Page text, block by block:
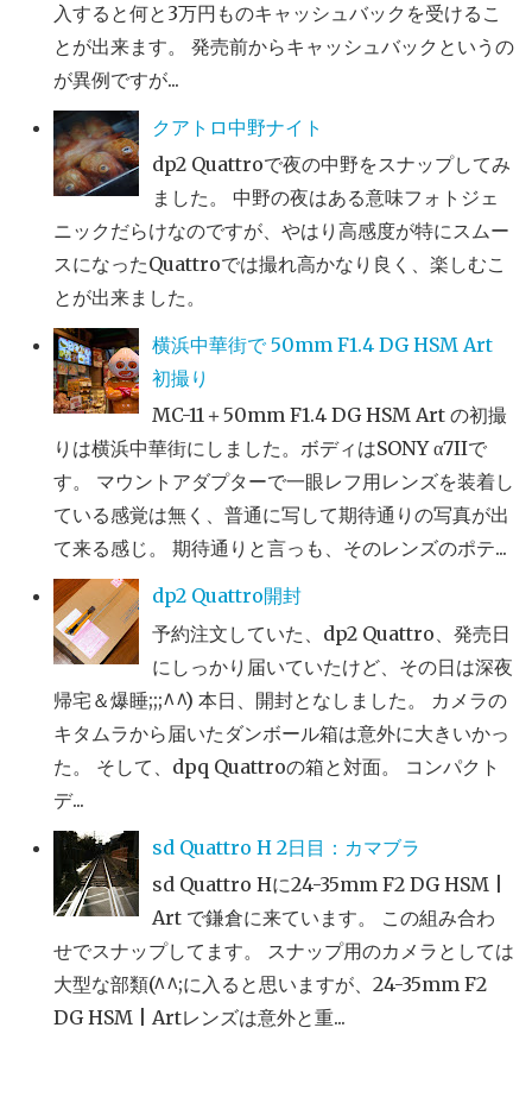
入すると何と3万円ものキャッシュバックを受けるこ
とが出来ます。 発売前からキャッシュバックというの
が異例ですが...
クアトロ中野ナイト
dp2 Quattroで夜の中野をスナップしてみ
ました。 中野の夜はある意味フォトジェ
ニックだらけなのですが、やはり高感度が特にスムー
スになったQuattroでは撮れ高かなり良く、楽しむこ
とが出来ました。
横浜中華街で 50mm F1.4 DG HSM Art
初撮り
MC-11＋50mm F1.4 DG HSM Art の初撮
りは横浜中華街にしました。ボディはSONY α7IIで
す。 マウントアダプターで一眼レフ用レンズを装着し
ている感覚は無く、普通に写して期待通りの写真が出
て来る感じ。 期待通りと言っも、そのレンズのポテ...
dp2 Quattro開封
予約注文していた、dp2 Quattro、発売日
にしっかり届いていたけど、その日は深夜
帰宅＆爆睡;;;^^) 本日、開封となしました。 カメラの
キタムラから届いたダンボール箱は意外に大きいかっ
た。 そして、dpq Quattroの箱と対面。 コンパクト
デ...
sd Quattro H 2日目：カマブラ
sd Quattro Hに24-35mm F2 DG HSM |
Art で鎌倉に来ています。 この組み合わ
せでスナップしてます。 スナップ用のカメラとしては
大型な部類(^^;に入ると思いますが、24-35mm F2
DG HSM | Artレンズは意外と重...